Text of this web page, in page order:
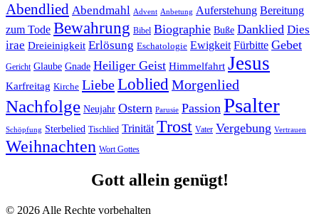
Abendlied Abendmahl Advent Anbetung Auferstehung Bereitung
zum Tode Bewahrung Bibel Biographie Buße Danklied Dies
irae Dreieinigkeit Erlösung Eschatologie Ewigkeit Fürbitte Gebet
Gericht Glaube Gnade Heiliger Geist Himmelfahrt Jesus
Karfreitag Kirche LiebeLobliedMorgenlied
Nachfolge Neujahr Ostern Parusie Passion Psalter
Schöpfung Sterbelied Tischlied Trinität Trost Vater Vergebung Vertrauen
Weihnachten Wort Gottes
Gott allein genügt!
© 2026 Alle Rechte vorbehalten